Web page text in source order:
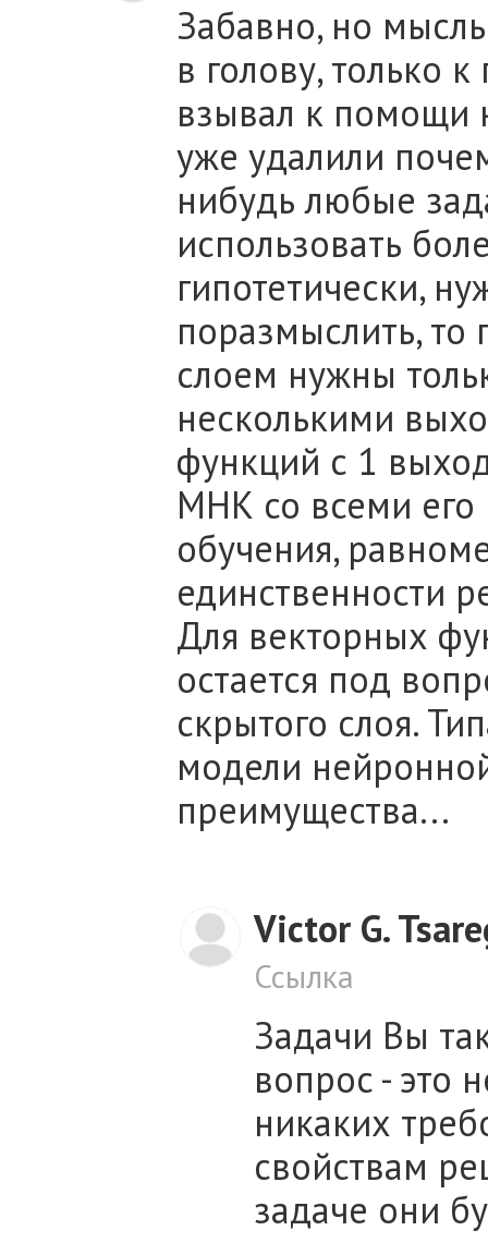
Забавно, но
в голову, только
взывал к помощи
уже удалили
нибудь любые
использовать
гипотетически,
поразмыслить, то
слоем нужны
несколькими
функций с 1
МНК со всеми его
обучения,
единственности
Для векторных
остается под
скрытого слоя.
модели
преимущества...
Victor G.
Ссылка
Задачи Вы
вопрос - это
никаких
свойствам
задаче они